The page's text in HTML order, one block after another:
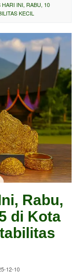
HARI INI, RABU, 10
KECIL
Rabu,
di Kota
12-10